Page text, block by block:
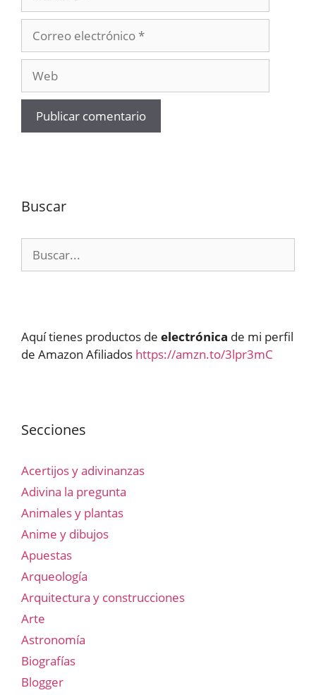
electrónico
Buscar
Aquí tienes productos de electrónica de mi perfil
de Amazon Afiliados https://amzn.to/3lpr3mC
Secciones
Acertijos y adivinanzas
Adivina la pregunta
Animales y plantas
Anime y dibujos
Apuestas
Arqueología
Arquitectura y construcciones
Arte
Astronomía
Biografías
Blogger